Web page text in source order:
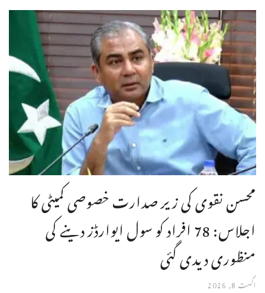
محسن نقوی کی زیر صدارت خصوصی کمیٹی کا
اجلاس: 78 افراد کو سول ایوارڈز دینے کی
منظوری دیدی گئی
اگست 8, 2026